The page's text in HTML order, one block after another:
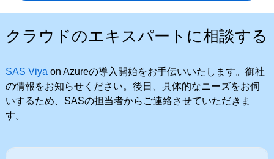
クラウドのエキスパートに相談する
SAS Viya on Azureの導入開始をお手伝いいたします。御社
の情報をお知らせください。後日、具体的なニーズをお伺
いするため、SASの担当者からご連絡させていただきま
す。